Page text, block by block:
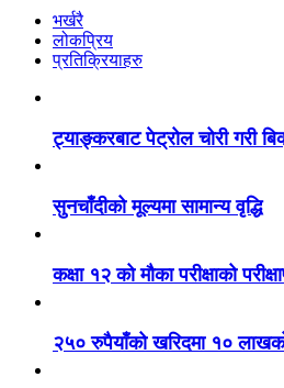
भर्खरै
लोकप्रिय
प्रतिक्रियाहरु
ट्याङ्करबाट पेट्रोल चोरी गरी
सुनचाँदीको मूल्यमा सामान्य वृद्धि
कक्षा १२ को मौका परीक्षाको
२५० रुपैयाँको खरिदमा १० लाखको